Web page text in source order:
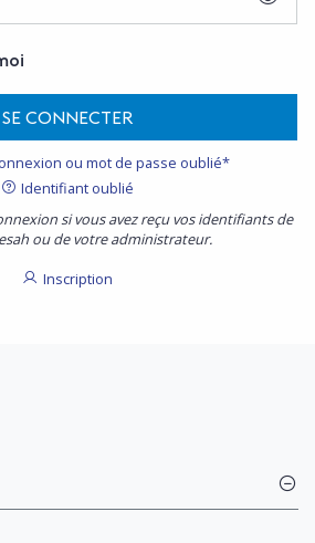
SE CONNECTER
ou mot de passe oublié*
Identifiant oublié
si vous avez reçu vos identifiants de
ou de votre administrateur.
Inscription